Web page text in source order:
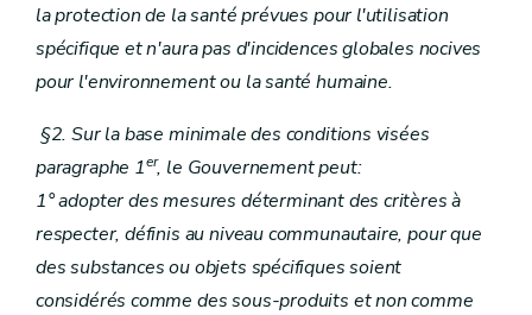
la protection de la santé prévues pour l'utilisation
spécifique et n'aura pas d'incidences globales nocives
pour l'environnement ou la santé humaine.
§2. Sur la base minimale des conditions visées
paragraphe 1er, le Gouvernement peut:
1° adopter des mesures déterminant des critères à
respecter, définis au niveau communautaire, pour que
des substances ou objets spécifiques soient
considérés comme des sous-produits et non comme